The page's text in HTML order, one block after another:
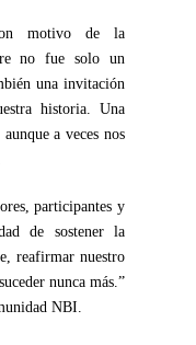
motivo de la
no fue solo un
una invitación
historia. Una
a veces nos
participantes y
de sostener la
reafirmar nuestro
nunca más.”
NBI.